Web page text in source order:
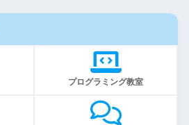
プログラミング教室